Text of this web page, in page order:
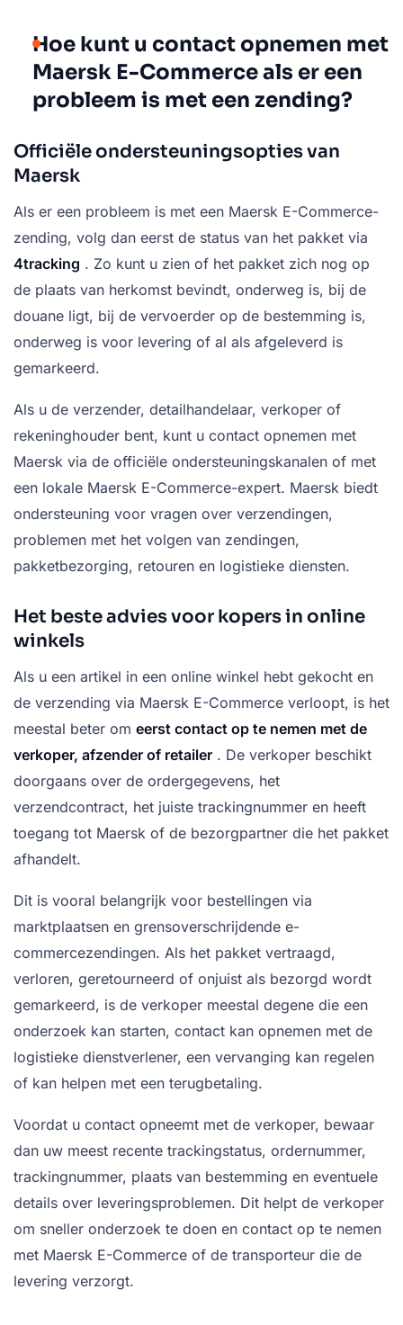
Hoe kunt u contact opnemen met
Maersk E-Commerce als er een
probleem is met een zending?
Officiële ondersteuningsopties van
Maersk
Als er een probleem is met een Maersk E-Commerce-
zending, volg dan eerst de status van het pakket via
4tracking . Zo kunt u zien of het pakket zich nog op
de plaats van herkomst bevindt, onderweg is, bij de
douane ligt, bij de vervoerder op de bestemming is,
onderweg is voor levering of al als afgeleverd is
gemarkeerd.
Als u de verzender, detailhandelaar, verkoper of
rekeninghouder bent, kunt u contact opnemen met
Maersk via de officiële ondersteuningskanalen of met
een lokale Maersk E-Commerce-expert. Maersk biedt
ondersteuning voor vragen over verzendingen,
problemen met het volgen van zendingen,
pakketbezorging, retouren en logistieke diensten.
Het beste advies voor kopers in online
winkels
Als u een artikel in een online winkel hebt gekocht en
de verzending via Maersk E-Commerce verloopt, is het
meestal beter om eerst contact op te nemen met de
verkoper, afzender of retailer . De verkoper beschikt
doorgaans over de ordergegevens, het
verzendcontract, het juiste trackingnummer en heeft
toegang tot Maersk of de bezorgpartner die het pakket
afhandelt.
Dit is vooral belangrijk voor bestellingen via
marktplaatsen en grensoverschrijdende e-
commercezendingen. Als het pakket vertraagd,
verloren, geretourneerd of onjuist als bezorgd wordt
gemarkeerd, is de verkoper meestal degene die een
onderzoek kan starten, contact kan opnemen met de
logistieke dienstverlener, een vervanging kan regelen
of kan helpen met een terugbetaling.
Voordat u contact opneemt met de verkoper, bewaar
dan uw meest recente trackingstatus, ordernummer,
trackingnummer, plaats van bestemming en eventuele
details over leveringsproblemen. Dit helpt de verkoper
om sneller onderzoek te doen en contact op te nemen
met Maersk E-Commerce of de transporteur die de
levering verzorgt.